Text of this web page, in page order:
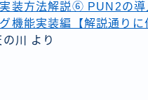
装方法解説⑥ PUN2の導
機能実装編【解説通りに
川 より